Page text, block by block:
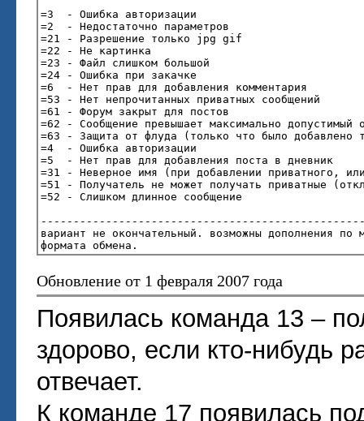
=3 - Ошибка авторизации
=2 - Недостаточно параметров
=21 - Разрешение только jpg gif
=22 - Не картинка
=23 - Файл слишком большой
=24 - Ошибка при закачке
=6 - Нет прав для добавления комментария
=53 - Нет непрочитанных приватных сообщений
=61 - Форум закрыт для постов
=62 - Сообщение превышает максимально допустимый
=63 - Защита от флуда (только что было добавлено
=4 - Ошибка авторизации
=5 - Нет прав для добавления поста в дневник
=31 - Неверное имя (при добавлении приватного,
=51 - Получатель не может получать приватные
=52 - Слишком длинное сообщение
вариант не окончательный. возможны дополнения по
формата обмена.
Обновление от 1 февраля 2007 года
Появилась команда 13 –
здорово, если кто-нибудь
отвечает.
К команде 17 появилась